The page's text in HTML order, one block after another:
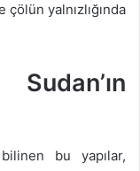
yalnızlığında
bu yapılar,